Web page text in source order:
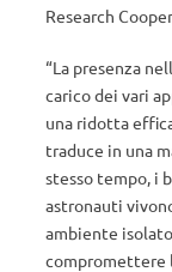
Research
“La presenza
carico dei vari
una ridotta
traduce in una
stesso tempo, i
astronauti
ambiente
compromettere